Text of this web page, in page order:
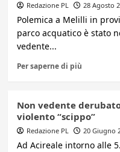
Redazione PL 28 Agosto
Polemica a Melilli in
parco acquatico è stato
vedente...
Per saperne di più
Non vedente
violento “scippo”
Redazione PL 20 Giugno
Ad Acireale intorno alle